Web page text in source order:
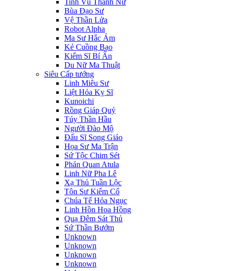
Tinh Vũ Thánh Nữ
Bùa Đạo Sư
Vệ Thần Lửa
Robot Alpha
Ma Sư Hắc Ám
Kẻ Cuồng Bạo
Kiếm Sĩ Bí Ẩn
Du Nữ Ma Thuật
Siêu Cấp tướng
Linh Miêu Sư
Liệt Hỏa Kỵ Sĩ
Kunoichi
Rồng Giáp Quỷ
Túy Thần Hầu
Người Đào Mộ
Đấu Sĩ Song Giáo
Họa Sư Ma Trận
Sứ Tộc Chim Sét
Phán Quan Atula
Linh Nữ Pha Lê
Xạ Thủ Tuần Lộc
Tôn Sư Kiếm Cổ
Chúa Tể Hỏa Ngục
Linh Hồn Hoa Hồng
Quạ Đêm Sát Thủ
Sứ Thần Bướm
Unknown
Unknown
Unknown
Unknown